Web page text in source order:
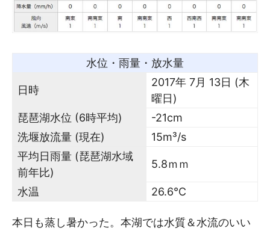
水位・雨量・放水量
日時
2017年 7月 13日 (木
曜日)
琵琶湖水位 (6時平均)
-21cm
洗堰放流量 (現在)
15m³/s
平均日雨量 (琵琶湖水域
前年比)
5.8ｍｍ
水温 26.6℃
本日も蒸し暑かった。本湖では水質＆水流のいい